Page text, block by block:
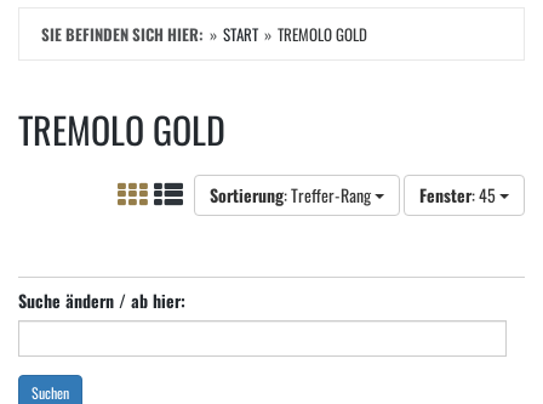
SIE BEFINDEN SICH HIER: START TREMOLO GOLD
TREMOLO GOLD
Sortierung: Treffer-Rang Fenster: 45
Suche ändern / ab hier:
Suchen